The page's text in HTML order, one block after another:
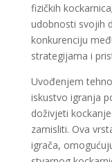
fizičkih
udobnosti svojih
konkurenciju
strategijama i
Uvođenjem
iskustvo igranja
doživjeti
zamisliti. Ova
igrača,